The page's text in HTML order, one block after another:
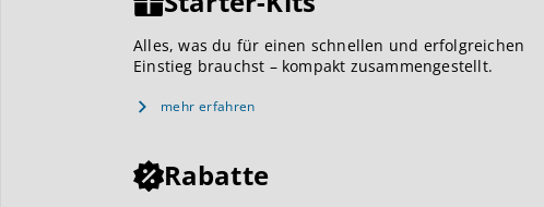
Alles, was du für einen schnellen und erfolgreichen
Einstieg brauchst – kompakt zusammengestellt.
mehr erfahren
Rabatte